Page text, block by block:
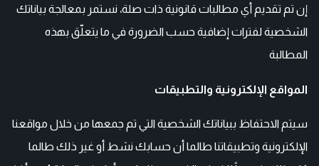
إن تم تقديم أي مطالبات قانونية ذات صلة، نستمر بمعالجة بياناتك
الشخصية لفترات إضافية حسب الضرورة في ما يتعلّق بهذه
المطالبة
المواقع الإلكترونية والتطبيقات
سيتم الاحتفاظ ببياناتك الشخصية التي تم جمعها من خلال مواقعنا
الإلكترونية وتطبيقاتنا طالما أن حسابك نشط أو غير ذلك طالما